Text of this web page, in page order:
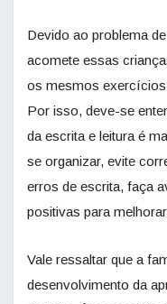
Devido ao problema
acomete essas
os mesmos exercícios
Por isso, deve-se
da escrita e leitura é
se organizar, evite
erros de escrita, faça
positivas para
Vale ressaltar que a
desenvolvimento da